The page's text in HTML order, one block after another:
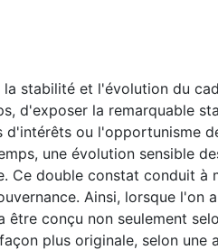
la stabilité et l'évolution du
d'exposer la remarquable
ou l'opportunisme
une évolution sensible
Ce double constat conduit à
Ainsi, lorsque l'on
être conçu non seulement
plus originale, selon une